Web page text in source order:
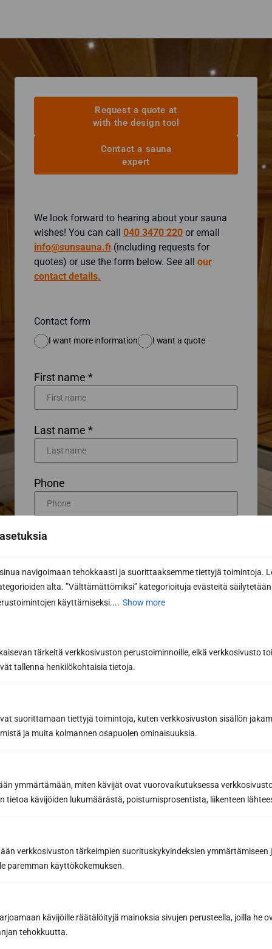
navigoimaan tehokkaasti ja suorittaaksemme tiettyjä toimintoja.
alta. ”Välttämättömiksi” kategorioituja evästeitä säilytetään
käyttämiseksi.... Show more
tärkeitä verkkosivuston perustoiminnoille, eikä verkkosivusto
tallenna henkilökohtaisia tietoja.
suorittamaan tiettyjä toimintoja, kuten verkkosivuston sisällön
ja muita kolmannen osapuolen ominaisuuksia.
ymmärtämään, miten kävijät ovat vuorovaikutuksessa
tietoa kävijöiden lukumäärästä, poistumisprosentista, liikenteen
verkkosivuston tärkeimpien suorituskykyindeksien ymmärtämiseen
paremman käyttökokemuksen.
kävijöille räätälöityjä mainoksia sivujen perusteella, joilla he
tehokkuutta.
Request a quote at
with the design tool
Contact a sauna
expert
We look forward to hearing about your sauna
wishes! You can call 040 3470 220 or email
info@sunsauna.fi (including requests for
quotes) or use the form below. See all our
contact details.
Contact form
I want more information I want a quote
First name *
Last name *
Phone
Email *
Message or further information...
By sending us a message, you agree to the processing of your
Have you already designed the sauna